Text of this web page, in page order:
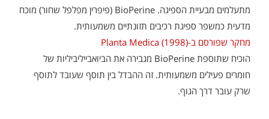
מתעלמים מבעיית הספיגה. BioPerine (פיפרין מפלפל שחור) מוכח
מדעית כמשפר ספיגת רכיבים תזונתיים משמעותית.
מחקר שפורסם ב-Planta Medica (1998)
הוכיח שתוספת BioPerine מגבירה את הביואבייליביליות של
חומרים פעילים משמעותית. זה ההבדל בין תוסף שעובד לתוסף
שרק עובר דרך הגוף.